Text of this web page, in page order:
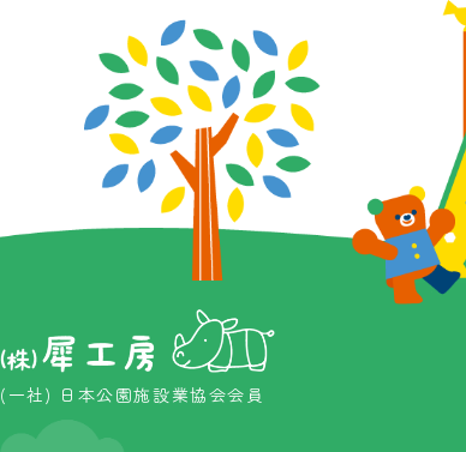
(一社) 日本公園施設業協会会員